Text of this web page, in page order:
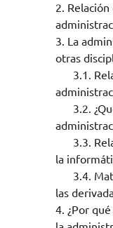
2.
3. La
otras
3.1.
3.2.
3.3.
la
3.4.
las
4. ¿Por